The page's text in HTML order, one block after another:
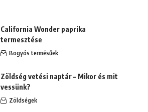
California Wonder paprika
termesztése
Bogyós termésűek
Zöldség vetési naptár – Mikor és mit
vessünk?
Zöldségek